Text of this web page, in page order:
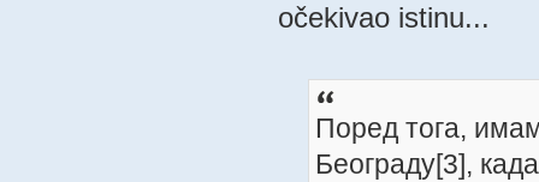
očekivao istinu...
Поред тога,
Београду[3],